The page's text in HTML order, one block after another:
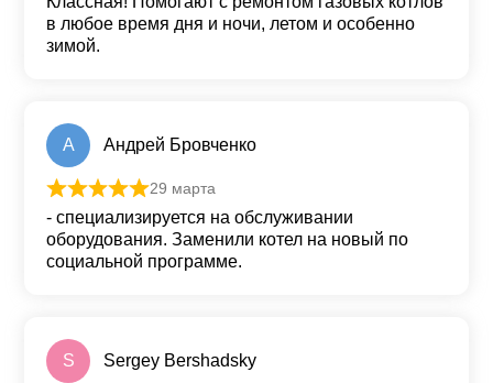
в любое время дня и ночи, летом и особенно
зимой.
А Андрей Бровченко
Оценка из 5
29 марта
- специализируется на обслуживании
оборудования. Заменили котел на новый по
социальной программе.
S Sergey Bershadsky